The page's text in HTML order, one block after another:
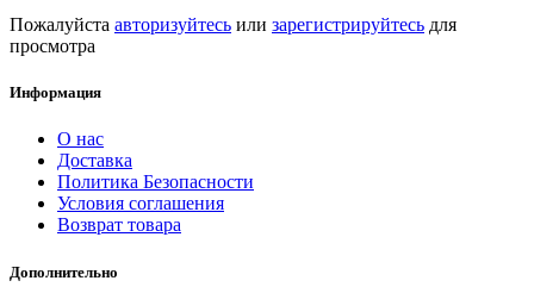
Пожалуйста авторизуйтесь или зарегистрируйтесь для
просмотра
Информация
О нас
Доставка
Политика Безопасности
Условия соглашения
Возврат товара
Дополнительно